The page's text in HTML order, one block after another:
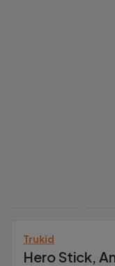
Trukid
Hero Stick,